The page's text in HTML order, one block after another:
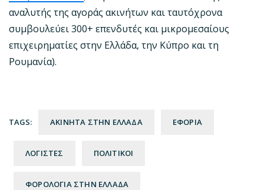
αναλυτής της αγοράς ακινήτων και ταυτόχρονα
συμβουλεύει 300+ επενδυτές και μικρομεσαίους
επιχειρηματίες στην Ελλάδα, την Κύπρο και τη
Ρουμανία).
TAGS: ΑΚΙΝΗΤΑ ΣΤΗΝ ΕΛΛΑΔΑ ΕΦΟΡΙΑ
ΛΟΓΙΣΤΕΣ ΠΟΛΙΤΙΚΟΙ
ΦΟΡΟΛΟΓΙΑ ΣΤΗΝ ΕΛΛΑΔΑ